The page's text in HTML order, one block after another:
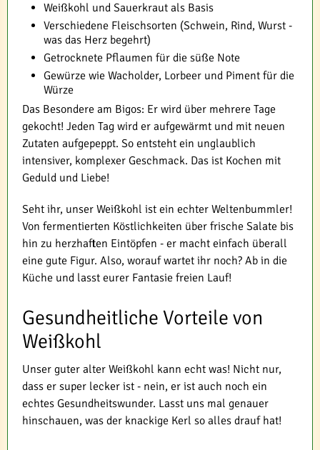
Weißkohl und Sauerkraut als Basis
Verschiedene Fleischsorten (Schwein, Rind, Wurst -
was das Herz begehrt)
Getrocknete Pflaumen für die süße Note
Gewürze wie Wacholder, Lorbeer und Piment für die
Würze
Das Besondere am Bigos: Er wird über mehrere Tage
gekocht! Jeden Tag wird er aufgewärmt und mit neuen
Zutaten aufgepeppt. So entsteht ein unglaublich
intensiver, komplexer Geschmack. Das ist Kochen mit
Geduld und Liebe!
Seht ihr, unser Weißkohl ist ein echter Weltenbummler!
Von fermentierten Köstlichkeiten über frische Salate bis
hin zu herzhaften Eintöpfen - er macht einfach überall
eine gute Figur. Also, worauf wartet ihr noch? Ab in die
Küche und lasst eurer Fantasie freien Lauf!
Gesundheitliche Vorteile von
Weißkohl
Unser guter alter Weißkohl kann echt was! Nicht nur,
dass er super lecker ist - nein, er ist auch noch ein
echtes Gesundheitswunder. Lasst uns mal genauer
hinschauen, was der knackige Kerl so alles drauf hat!